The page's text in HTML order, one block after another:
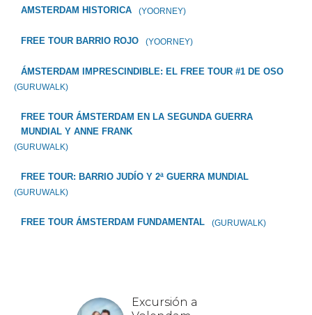
AMSTERDAM HISTORICA (YOORNEY)
FREE TOUR BARRIO ROJO (YOORNEY)
ÁMSTERDAM IMPRESCINDIBLE: EL FREE TOUR #1 DE OSO
(GURUWALK)
FREE TOUR ÁMSTERDAM EN LA SEGUNDA GUERRA
MUNDIAL Y ANNE FRANK
(GURUWALK)
FREE TOUR: BARRIO JUDÍO Y 2ª GUERRA MUNDIAL
(GURUWALK)
FREE TOUR ÁMSTERDAM FUNDAMENTAL (GURUWALK)